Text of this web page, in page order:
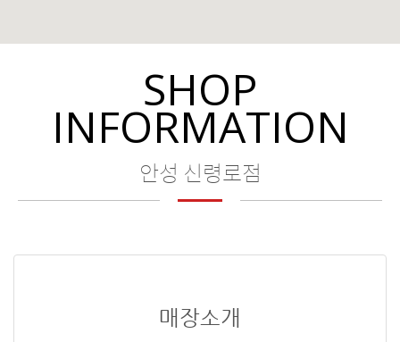
SHOP
INFORMATION
안성 신령로점
매장소개